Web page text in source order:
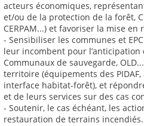
acteurs économiques,
et/ou de la protection de la forêt,
CERPAM...) et favoriser la mise
- Sensibiliser les communes et
leur incombent pour l’anticipation
Communaux de sauvegarde,
territoire (équipements des
interface habitat-forêt), et
et de leurs services sur des cas
- Soutenir, le cas échéant, les
restauration de terrains incendiés.